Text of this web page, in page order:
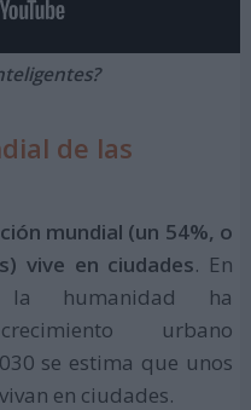
de las
mundial (un 54%, o
vive en ciudades. En
la humanidad ha
urbano
se estima que unos
en ciudades.